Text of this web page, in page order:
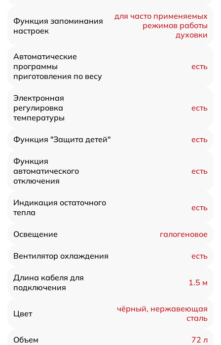
Функция запоминания
настроек
для часто применяемых
режимов работы
духовки
Автоматические
программы
приготовления по весу
есть
Электронная
регулировка
температуры
есть
Функция "Защита детей" есть
Функция
автоматического
отключения
есть
Индикация остаточного
тепла
есть
Освещение галогеновое
Вентилятор охлаждения есть
Длина кабеля для
подключения
1.5 м
Цвет
чёрный, нержавеющая
сталь
Объем 72 л